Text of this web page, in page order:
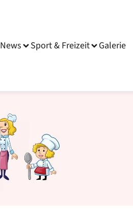
News Sport & Freizeit Galerie